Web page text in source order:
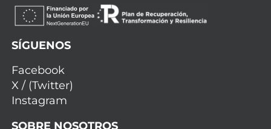
SÍGUENOS
Facebook
X / (Twitter)
Instagram
SOBRE NOSOTROS